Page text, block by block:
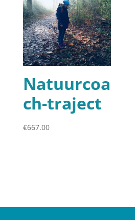
Natuurcoa
ch-traject
€667.00